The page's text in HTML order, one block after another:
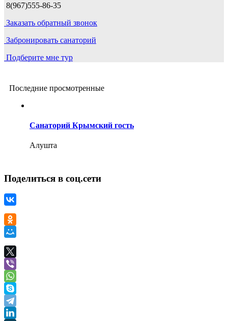
8(967)555-86-35
Заказать обратный звонок
Забронировать санаторий
Подберите мне тур
Последние просмотренные
Санаторий Крымский гость
Алушта
Поделиться в соц.сети